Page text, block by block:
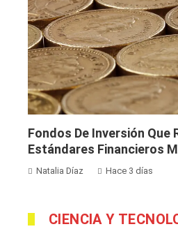
Fondos De Inversión Que
Estándares Financieros
Natalia Díaz Hace 3 días
CIENCIA Y